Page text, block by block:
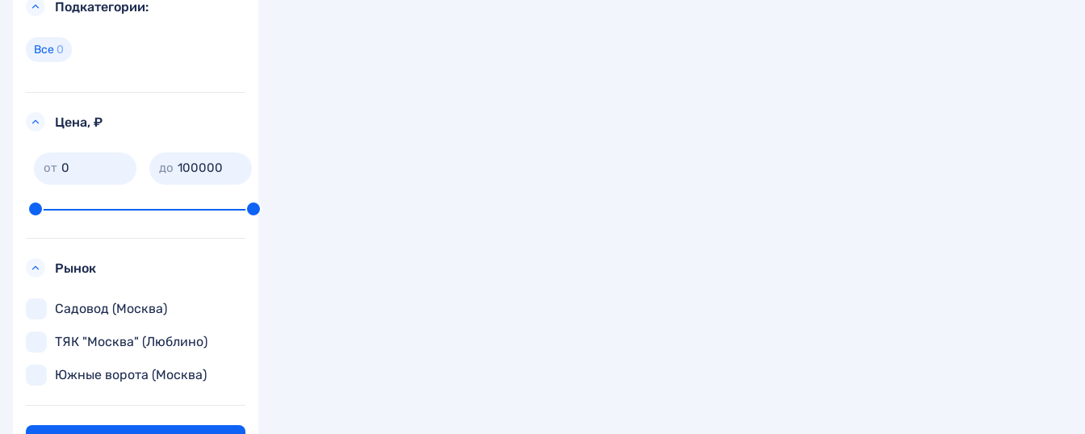
Подкатегории:
Все 0
Цена, ₽
0 100000
Рынок
Садовод (Москва)
ТЯК "Москва" (Люблино)
Южные ворота (Москва)